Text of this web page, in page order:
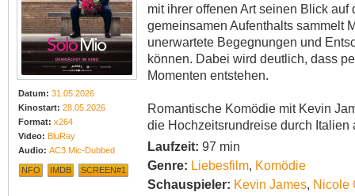
Datum: 31.05.2026
Kinostart: 28.05.2026
Format: x264
Video: BluRay
Audio: AC3 Mic-Dubbed
NFO IMDB SCREEN#1
mit ihrer offenen Art seinen Blick
gemeinsamen Aufenthalts sammelt
unerwartete Begegnungen und
können. Dabei wird deutlich, dass
Momenten entstehen.
Romantische Komödie mit Kevin
die Hochzeitsrundreise durch Italien
Laufzeit: 97 min
Genre: Liebesfilm, Komödie
Schauspieler: Kevin James, Nicole